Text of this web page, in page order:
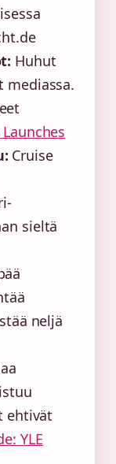
Huhut
mediassa.
Cruise
sieltä
neljä
ehtivät
YLE